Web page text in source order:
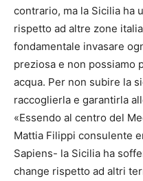
contrario, ma la Sicilia ha
rispetto ad altre zone
fondamentale invasare
preziosa e non possiamo
acqua. Per non subire la
raccoglierla e garantirla
«Essendo al centro del
Mattia Filippi consulente
Sapiens- la Sicilia ha
change rispetto ad altri